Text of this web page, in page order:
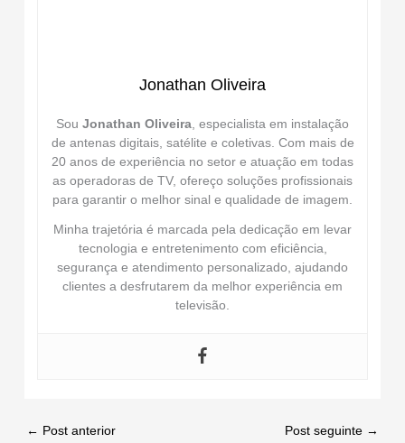
Jonathan Oliveira
Sou Jonathan Oliveira , especialista em instalação
de antenas digitais, satélite e coletivas. Com mais de
20 anos de experiência no setor e atuação em todas
as operadoras de TV, ofereço soluções profissionais
para garantir o melhor sinal e qualidade de imagem.
Minha trajetória é marcada pela dedicação em levar
tecnologia e entretenimento com eficiência,
segurança e atendimento personalizado, ajudando
clientes a desfrutarem da melhor experiência em
televisão.
← Post anterior Post seguinte →